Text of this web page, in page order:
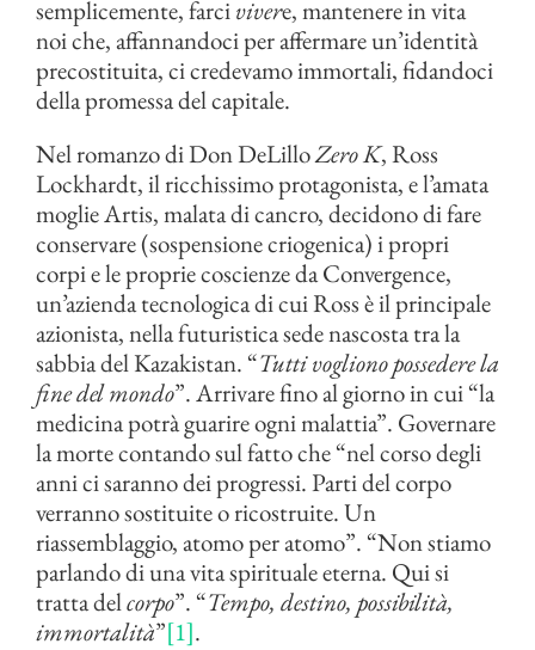
semplicemente, farcivivere, mantenere in vita
noi che, affannandoci per affermare un’identità
precostituita, ci credevamo immortali, fidandoci
della promessa del capitale.
Nel romanzo di Don DeLilloZero K, Ross
Lockhardt, il ricchissimo protagonista, e l’amata
moglie Artis, malata di cancro, decidono di fare
conservare (sospensione criogenica) i propri
corpi e le proprie coscienze da Convergence,
un’azienda tecnologica di cui Ross è il principale
azionista, nella futuristica sede nascosta tra la
sabbia del Kazakistan. “Tutti vogliono possedere la
fine del mondo”. Arrivare fino al giorno in cui “la
medicina potrà guarire ogni malattia”. Governare
la morte contando sul fatto che “nel corso degli
anni ci saranno dei progressi. Parti del corpo
verranno sostituite o ricostruite. Un
riassemblaggio, atomo per atomo”. “Non stiamo
parlando di una vita spirituale eterna. Qui si
tratta delcorpo”. “Tempo, destino, possibilità,
immortalità”[1].